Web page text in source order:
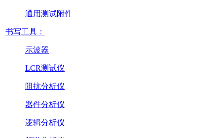
通用测试附件
书写工具：
示波器
LCR测试仪
阻抗分析仪
器件分析仪
逻辑分析仪